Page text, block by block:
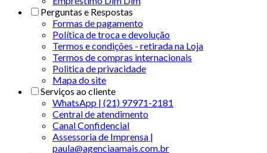
Perguntas e Respostas
Formas de pagamento
Política de troca e devolução
Termos e condições - retirada na Loja
Termos de compras internacionais
Politica de privacidade
Mapa do site
Serviços ao cliente
WhatsApp | (21) 97971-2181
Central de atendimento
Canal Confidencial
Assessoria de Imprensa |
paula@agenciaamais.com.br